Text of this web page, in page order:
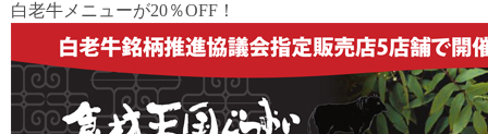
白老牛メニューが20％OFF！